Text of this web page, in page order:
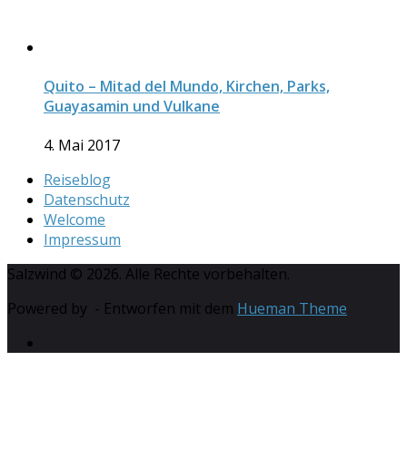
Quito – Mitad del Mundo, Kirchen, Parks,
Guayasamin und Vulkane
4. Mai 2017
Reiseblog
Datenschutz
Welcome
Impressum
Salzwind © 2026. Alle Rechte vorbehalten.
Powered by - Entworfen mit dem Hueman Theme